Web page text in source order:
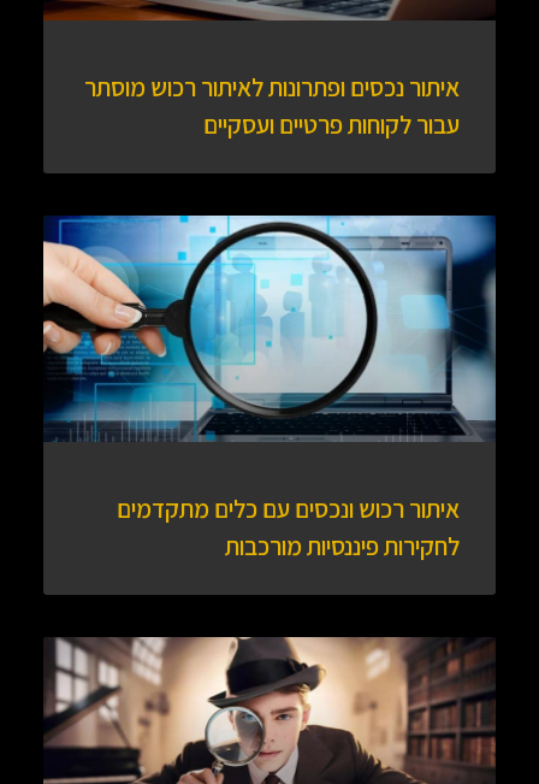
איתור נכסים ופתרונות לאיתור רכוש מוסתר
עבור לקוחות פרטיים ועסקיים
איתור רכוש ונכסים עם כלים מתקדמים
לחקירות פיננסיות מורכבות